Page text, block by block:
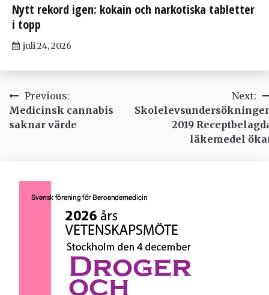
Nytt rekord igen: kokain och narkotiska tabletter
i topp
juli 24, 2026
Inläggsnavigering
Previous:
Medicinsk cannabis
saknar värde
Next:
2019
läkemedel